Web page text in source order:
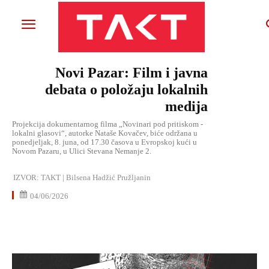
Novi Pazar: Film i javna
debata o položaju lokalnih
medija
Projekcija dokumentarnog filma „Novinari pod pritiskom -
lokalni glasovi“, autorke Nataše Kovačev, biće održana u
ponedjeljak, 8. juna, od 17.30 časova u Evropskoj kući u
Novom Pazaru, u Ulici Stevana Nemanje 2.
IZVOR: TAKT | Bilsena Hadžić Pružljanin
04/06/2026